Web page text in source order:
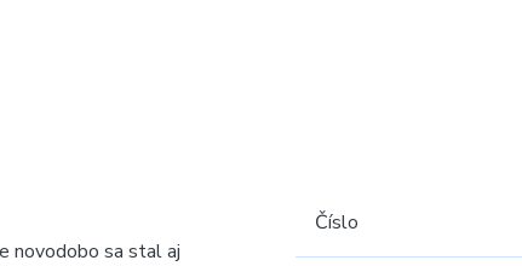
novodobo sa stal aj
Číslo